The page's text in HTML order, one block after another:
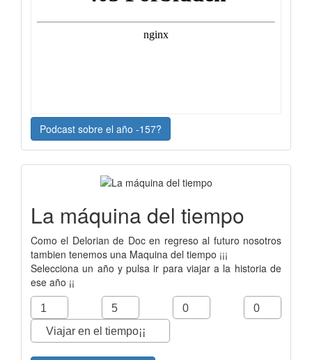
Podcast sobre el año -157?
La máquina del tiempo
Como el Delorian de Doc en regreso al futuro nosotros
tambien tenemos una Maquina del tiempo ¡¡¡
Selecciona un año y pulsa ir para viajar a la historia de
ese año ¡¡